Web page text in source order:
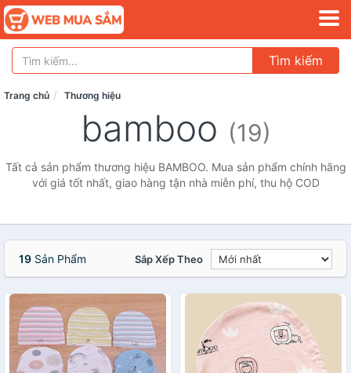
Tìm kiếm
Trang chủ Thương hiệu
bamboo (19)
Tất cả sản phẩm thương hiệu BAMBOO. Mua sản phẩm chính hãng
với giá tốt nhất, giao hàng tận nhà miễn phí, thu hộ COD
19 Sản Phẩm Sắp Xếp Theo